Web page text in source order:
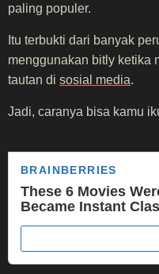
paling populer.
Itu terbukti dari banyak
menggunakan bitly ketika
tautan di sosial media.
Jadi, caranya bisa kamu